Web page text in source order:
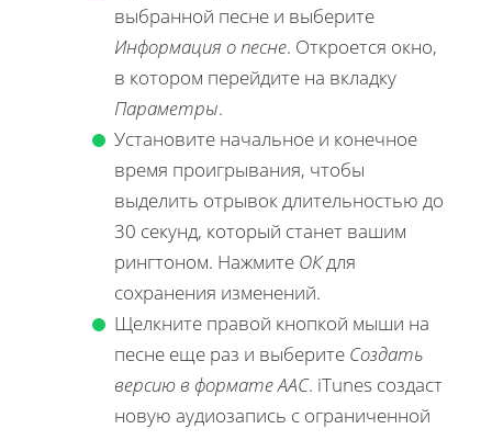
выбранной песне и выберите
Информация о песне. Откроется окно,
в котором перейдите на вкладку
Параметры.
Установите начальное и конечное
время проигрывания, чтобы
выделить отрывок длительностью до
30 секунд, который станет вашим
рингтоном. Нажмите ОКдля
сохранения изменений.
Щелкните правой кнопкой мыши на
песне еще раз и выберите Создать
версию в формате AAC. iTunes создаст
новую аудиозапись с ограниченной